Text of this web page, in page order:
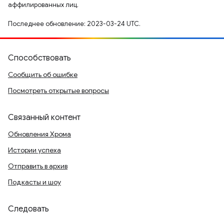
аффилированных лиц.
Последнее обновление: 2023-03-24 UTC.
Способствовать
Сообщить об ошибке
Посмотреть открытые вопросы
Связанный контент
Обновления Хрома
Истории успеха
Отправить в архив
Подкасты и шоу
Следовать